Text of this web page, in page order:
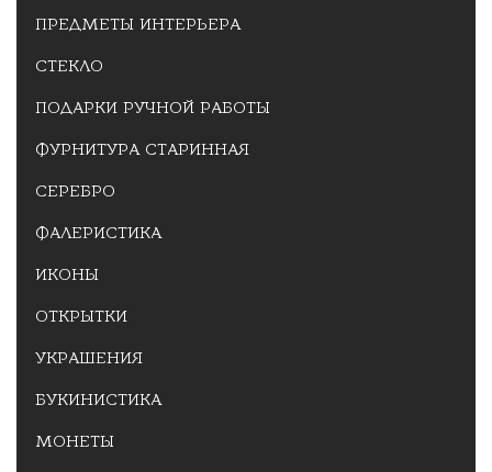
ПРЕДМЕТЫ ИНТЕРЬЕРА
СТЕКЛО
ПОДАРКИ РУЧНОЙ РАБОТЫ
ФУРНИТУРА СТАРИННАЯ
СЕРЕБРО
ФАЛЕРИСТИКА
ИКОНЫ
ОТКРЫТКИ
УКРАШЕНИЯ
БУКИНИСТИКА
МОНЕТЫ